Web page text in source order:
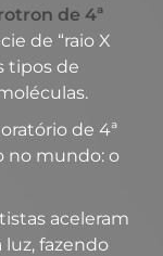
de 4ª
de “raio X
tipos de
de 4ª
no mundo: o
aceleram
fazendo